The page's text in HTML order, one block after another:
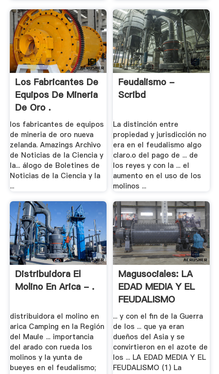
Los Fabricantes De
Equipos De Mineria
De Oro .
los fabricantes de equipos
de mineria de oro nueva
zelanda. Amazings Archivo
de Noticias de la Ciencia y
la... álogo de Boletines de
Noticias de la Ciencia y la
...
Feudalismo -
Scribd
La distinción entre
propiedad y jurisdicción no
era en el feudalismo algo
claro.o del pago de ... de
los reyes y con la ... el
aumento en el uso de los
molinos ...
Distribuidora El
Molino En Arica - .
distribuidora el molino en
arica Camping en la Región
del Maule ... importancia
del arado con rueda los
molinos y la yunta de
bueyes en el feudalismo;
Magusociales: LA
EDAD MEDIA Y EL
FEUDALISMO
... y con el fin de la Guerra
de los ... que ya eran
dueños del Asia y se
convirtieron en el azote de
los ... LA EDAD MEDIA Y EL
FEUDALISMO (1) La